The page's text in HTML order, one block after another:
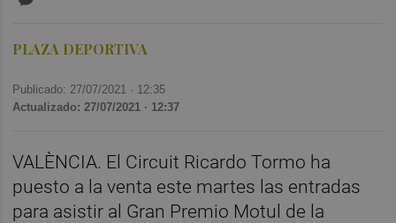
PLAZA DEPORTIVA
Publicado: 27/07/2021 · 12:35
Actualizado: 27/07/2021 · 12:37
VALÈNCIA. El Circuit Ricardo Tormo ha
puesto a la venta este martes las entradas
para asistir al Gran Premio Motul de la